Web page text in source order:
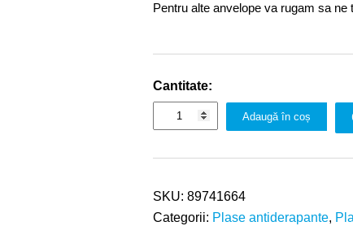
Pentru alte anvelope va rugam sa ne
Cantitate:
Adaugă în coș
SKU: 89741664
Categorii: Plase antiderapante,